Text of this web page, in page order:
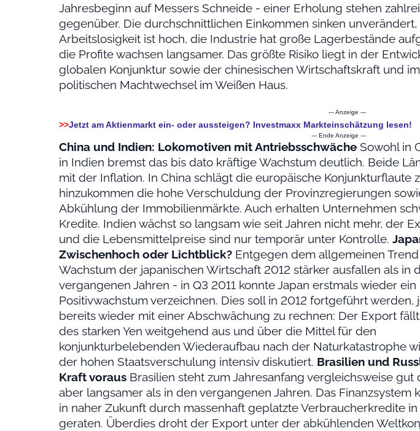
Jahresbeginn auf Messers Schneide - einer Erholung stehen
gegenüber. Die durchschnittlichen Einkommen sinken unverändert,
Arbeitslosigkeit ist hoch, die Industrie hat große Lagerbestände
die Profite wachsen langsamer. Das größte Risiko liegt in der
globalen Konjunktur sowie der chinesischen Wirtschaftskraft und
politischen Machtwechsel im Weißen Haus.
--- Anzeige ---
>>Jetzt am Aktienmarkt ein- oder aussteigen? Investmaxx Markteinschätzung lesen!
--- Ende Anzeige ---
China und Indien: Lokomotiven mit Antriebsschwäche Sowohl in
in Indien bremst das bis dato kräftige Wachstum deutlich. Beide
mit der Inflation. In China schlägt die europäische Konjunkturflaute
hinzukommen die hohe Verschuldung der Provinzregierungen
Abkühlung der Immobilienmärkte. Auch erhalten Unternehmen
Kredite. Indien wächst so langsam wie seit Jahren nicht mehr, der
und die Lebensmittelpreise sind nur temporär unter Kontrolle.
Zwischenhoch oder Lichtblick? Entgegen dem allgemeinen
Wachstum der japanischen Wirtschaft 2012 stärker ausfallen als in
vergangenen Jahren - in Q3 2011 konnte Japan erstmals wieder ein
Positivwachstum verzeichnen. Dies soll in 2012 fortgeführt werden,
bereits wieder mit einer Abschwächung zu rechnen: Der Export
des starken Yen weitgehend aus und über die Mittel für den
konjunkturbelebenden Wiederaufbau nach der Naturkatastrophe
der hohen Staatsverschulung intensiv diskutiert. Brasilien und
Kraft voraus Brasilien steht zum Jahresanfang vergleichsweise gut
aber langsamer als in den vergangenen Jahren. Das Finanzsystem
in naher Zukunft durch massenhaft geplatzte Verbraucherkredite
geraten. Überdies droht der Export unter der abkühlenden